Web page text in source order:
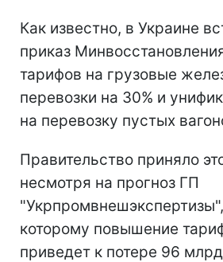
Как известно, в Украине
приказ
тарифов на грузовые
перевозки на 30% и
на перевозку пустых
Правительство приняло
несмотря на прогноз ГП
которому повышение
приведет к потере 96